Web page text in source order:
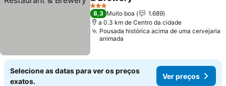
3 Estrelas
8,3 Muito boa
1.689
a 0.3 km de Centro da cidade
Pousada histórica acima de uma cervejaria
animada
Selecione as datas para ver os preços
exatos.
Ver preços